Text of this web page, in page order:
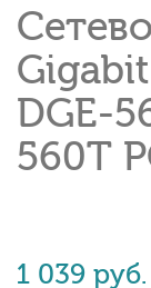
DGE-
560T
1 039 руб.